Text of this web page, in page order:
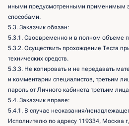
иными предусмотренными применимым
способами.
5.3. Заказчик обязан:
5.3.1. Своевременно и в полном объеме
5.3.2. Осуществить прохождение Теста
технических средств.
5.3.3. Не копировать и не передавать
и комментарии специалистов, третьим
пароль от Личного кабинета третьим
5.4. Заказчик вправе:
5.4.1. В случае неоказания/
Исполнителю по адресу 119334, Москва